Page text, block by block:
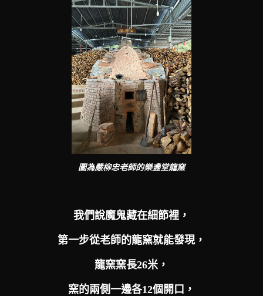
圖為嚴柳忠老師的樂盞堂龍窯
我們說魔鬼藏在細節裡，
第一步從老師的龍窯就能發現，
龍窯窯長26米，
窯的兩側一邊各12個開口，